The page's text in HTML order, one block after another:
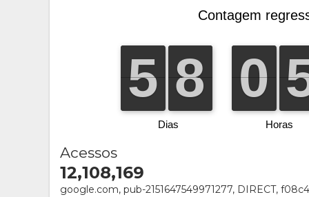
Acessos
12,108,169
google.com, pub-2151647549971277, DIRECT,